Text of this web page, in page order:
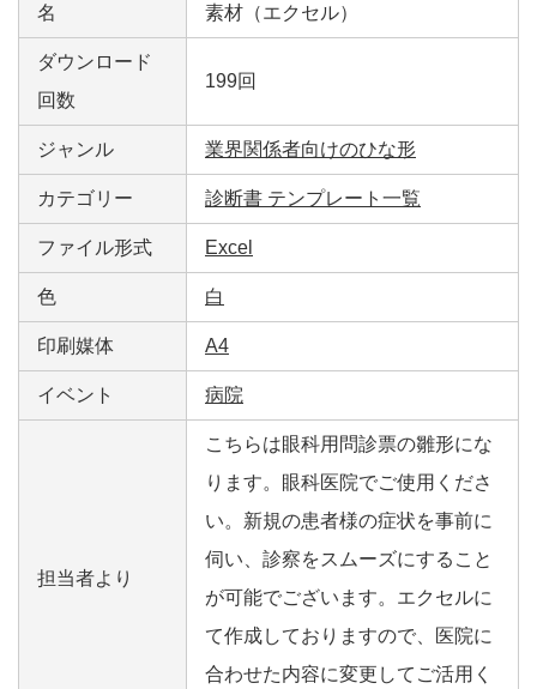
名
素材（エクセル）
ダウンロード
回数
199回
ジャンル 業界関係者向けのひな形
カテゴリー 診断書 テンプレート一覧
ファイル形式 Excel
色 白
印刷媒体 A4
イベント 病院
担当者より
こちらは眼科用問診票の雛形にな
ります。眼科医院でご使用くださ
い。新規の患者様の症状を事前に
伺い、診察をスムーズにすること
が可能でございます。エクセルに
て作成しておりますので、医院に
合わせた内容に変更してご活用く